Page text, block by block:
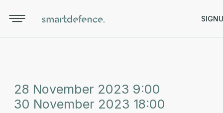
28 November 2023 9:00
30 November 2023 18:00